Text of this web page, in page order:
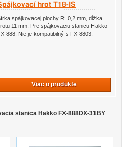
hrot T18-IS
spájkovacej plochy R=0,2 mm, dĺžka
11 mm. Pre spájkovaciu stanicu Hakko
888. Nie je kompatibilný s FX-8803.
Viac o produkte
stanica Hakko FX-888DX-31BY